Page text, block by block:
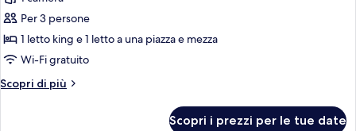
Camera
(Deluxe
Family)
Per 3 persone
1 letto king e 1 letto a una piazza e mezza
Wi-Fi gratuito
Scopri di più
Altri
Scopri i prezzi per le tue date